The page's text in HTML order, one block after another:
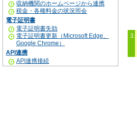
収納機関のホームページから連携
税金・各種料金の状況照会
電子証明書
電子証明書失効
電子証明書更新（Microsoft Edge、
Google Chrome）
API連携
API連携接続
3.